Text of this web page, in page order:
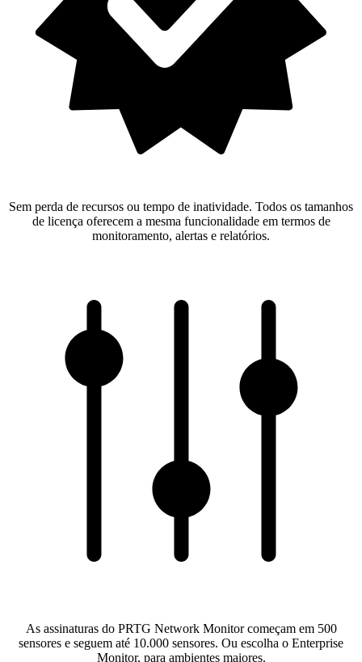
Sem perda de recursos ou tempo de inatividade. Todos os tamanhos
de licença oferecem a mesma funcionalidade em termos de
monitoramento, alertas e relatórios.
As assinaturas do PRTG Network Monitor começam em 500
sensores e seguem até 10.000 sensores. Ou escolha o Enterprise
Monitor, para ambientes maiores.